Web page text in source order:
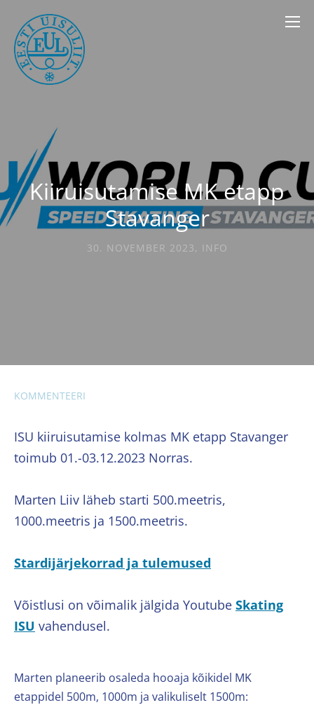
Kiiruisutamise MK etapp
Stavanger
30. NOVEMBER 2023, INFO
KOMMENTEERI
ISU kiiruisutamise kolmas MK etapp Stavanger
toimub 01.-03.12.2023 Norras.
Marten Liiv läheb starti 500.meetris,
1000.meetris ja 1500.meetris.
Stardijärjekorrad ja tulemused
Võistlusi on võimalik jälgida Youtube Skating
ISU vahendusel.
Marten planeerib osaleda hooaja kõikidel MK
etappidel 500m, 1000m ja valikuliselt 1500m: